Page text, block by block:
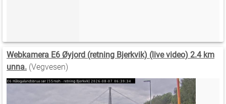
Webkamera E6 Øyjord (retning Bjerkvik) (live video) 2.4 km
unna. (Vegvesen)